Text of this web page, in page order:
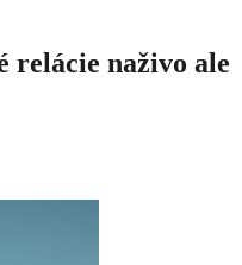
relácie naživo ale